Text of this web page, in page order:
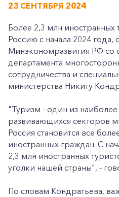
23 СЕНТЯБРЯ 2024
Более 2,3 млн иностранных
Россию с начала 2024
Минэкономразвития РФ со
департамента
сотрудничества и
министерства Никиту
"Туризм - один из
развивающихся секторов
Россия становится все
иностранных граждан. С
2,3 млн иностранных
уголки нашей страны", -
По словам Кондратьева,